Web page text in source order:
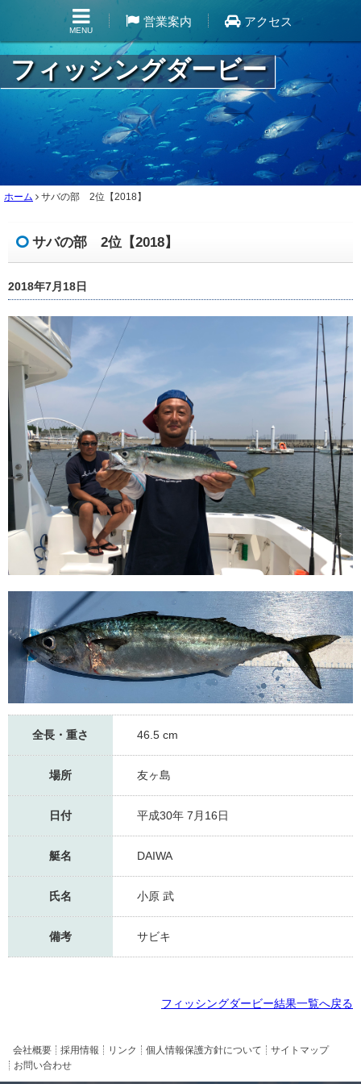
MENU
営業案内 アクセス
フィッシングダービー
ホーム サバの部 2位【2018】
サバの部 2位【2018】
2018年7月18日
全長・重さ 46.5 cm
場所 友ヶ島
日付 平成30年 7月16日
艇名 DAIWA
氏名 小原 武
備考 サビキ
フィッシングダービー結果一覧へ戻る
会社概要 採用情報 リンク 個人情報保護方針について
サイトマップ
お問い合わせ